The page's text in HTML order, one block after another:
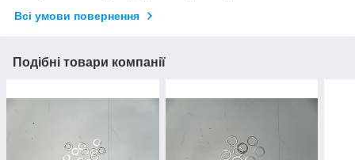
Всі умови повернення
Подібні товари компанії